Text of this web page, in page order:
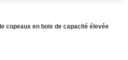
copeaux en bois de capacité élevée